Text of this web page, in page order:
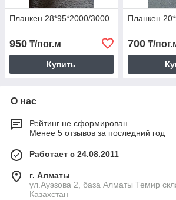
Планкен 28*95*2000/3000
950 ₸/пог.м
Купить
Планкен
700₸/
О нас
Рейтинг не сформирован
Менее 5 отзывов за последний год
Работает с 24.08.2011
г. Алматы
ул.Ауэзова 2, база Алматы Темир
Казахстан